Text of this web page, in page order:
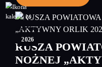
12
czerwiec
2026
RUSZA
NOŻNEJ